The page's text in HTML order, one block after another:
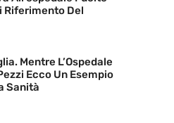
Riferimento Del
Mentre L’Ospedale
Ecco Un Esempio
Sanità